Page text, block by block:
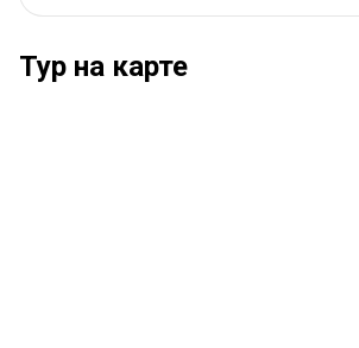
Тур на карте